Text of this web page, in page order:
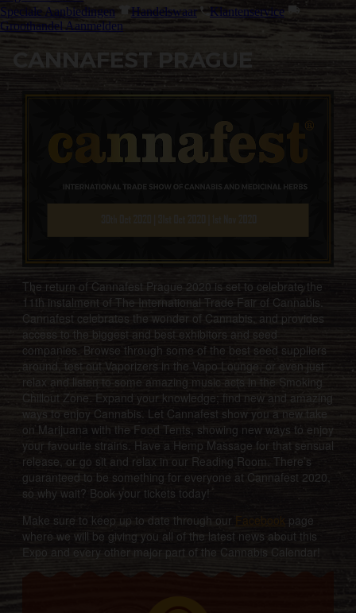
Speciale Aanbiedingen
Handelswaar
Klantenservice
Groothandel Aanmelden
CANNAFEST PRAGUE
The return of Cannafest Prague 2020 is set to celebrate the
11th instalment of The International Trade Fair of Cannabis.
Cannafest celebrates the wonder of Cannabis, and provides
access to the biggest and best exhibitors and seed
companies. Browse through some of the best seed suppliers
around, test out Vaporizers in the Vapo Lounge, or even just
relax and listen to some amazing music acts in the Smoking
Chillout Zone. Expand your knowledge; find new and amazing
ways to enjoy Cannabis. Let Cannafest show you a new take
on Marijuana with the Food Tents, showing new ways to enjoy
your favourite strains. Have a Hemp Massage for that sensual
release, or go sit and relax in our Reading Room. There’s
guaranteed to be something for everyone at Cannafest 2020,
so why wait? Book your tickets today!
Make sure to keep up to date through our Facebook page
where we will be giving you all of the latest news about this
Expo and every other major part of the Cannabis Calendar!